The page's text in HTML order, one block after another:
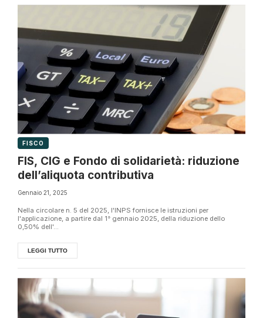
FISCO
FIS, CIG e Fondo di solidarietà: riduzione
dell’aliquota contributiva
Gennaio 21, 2025
Nella circolare n. 5 del 2025, l'INPS fornisce le istruzioni per
l'applicazione, a partire dal 1° gennaio 2025, della riduzione dello
0,50% dell'...
LEGGI TUTTO